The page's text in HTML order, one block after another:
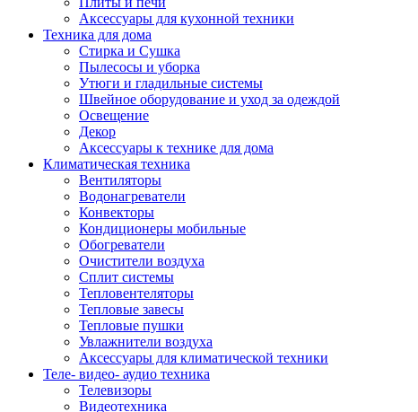
Аксессуары для кухонной техники
Техника для дома
Стирка и Сушка
Пылесосы и уборка
Утюги и гладильные системы
Швейное оборудование и уход за одеждой
Освещение
Декор
Аксессуары к технике для дома
Климатическая техника
Вентиляторы
Водонагреватели
Конвекторы
Кондиционеры мобильные
Обогреватели
Очистители воздуха
Сплит системы
Тепловентеляторы
Тепловые завесы
Тепловые пушки
Увлажнители воздуха
Аксессуары для климатической техники
Теле- видео- аудио техника
Телевизоры
Видеотехника